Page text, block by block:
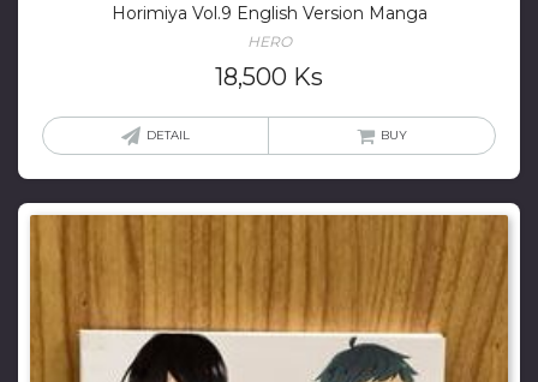
Horimiya Vol.9 English Version Manga
HERO
18,500 Ks
DETAIL BUY